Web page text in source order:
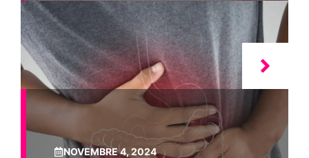
NOVEMBRE 4, 2024